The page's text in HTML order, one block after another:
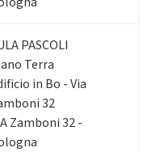
PASCOLI
Terra
in Bo - Via
32
Zamboni 32 -